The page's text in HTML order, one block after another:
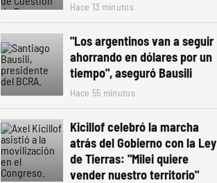
Hace 13 minutos
"Los argentinos van a seguir
ahorrando en dólares por un
tiempo", aseguró Bausili
Hace 55 minutos
Kicillof celebró la marcha
atrás del Gobierno con la Ley
de Tierras: "Milei quiere
vender nuestro territorio"